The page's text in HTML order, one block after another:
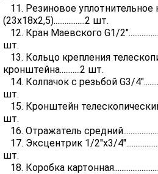
11. Резиновое уплотнительное
(23х18х2,5).................2 шт.
12. Кран Маевского G1/
шт.
13. Кольцо крепления
кронштейна...........2 шт.
14. Колпачок с резьбой G3/
шт.
15. Кронштейн
шт.
16. Отражатель
17. Эксцентрик 1/2"х3/
шт.
18. Коробка